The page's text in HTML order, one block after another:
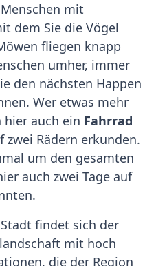
mit
dem Sie die Vögel
fliegen knapp
umher, immer
den nächsten Happen
Wer etwas mehr
auch ein Fahrrad
zwei Rädern erkunden.
um den gesamten
auch zwei Tage auf
findet sich der
mit hoch
die der Region